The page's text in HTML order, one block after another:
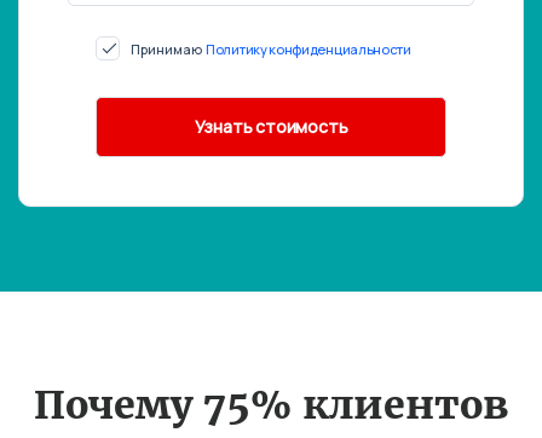
Принимаю Политику конфиденциальности
Почему 75% клиентов